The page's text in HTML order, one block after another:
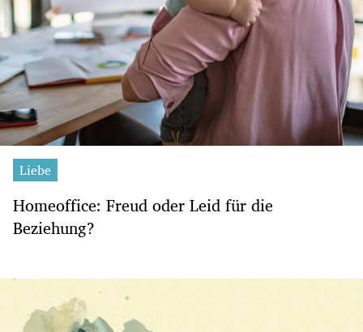
Liebe
Homeoffice: Freud oder Leid für die
Beziehung?